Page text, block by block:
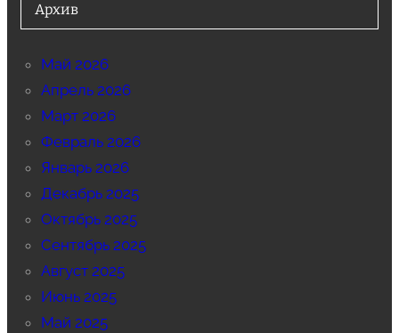
Архив
Май 2026
Апрель 2026
Март 2026
Февраль 2026
Январь 2026
Декабрь 2025
Октябрь 2025
Сентябрь 2025
Август 2025
Июнь 2025
Май 2025